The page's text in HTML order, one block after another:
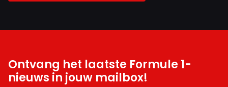
Ontvang het laatste Formule 1-
nieuws in jouw mailbox!